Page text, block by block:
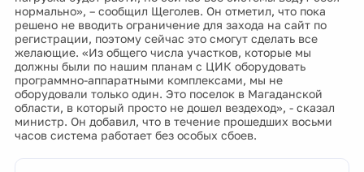
нормально», – сообщил Щеголев. Он отметил, что пока
решено не вводить ограничение для захода на сайт по
регистрации, поэтому сейчас это смогут сделать все
желающие. «Из общего числа участков, которые мы
должны были по нашим планам с ЦИК оборудовать
программно-аппаратными комплексами, мы не
оборудовали только один. Это поселок в Магаданской
области, в который просто не дошел вездеход», - сказал
министр. Он добавил, что в течение прошедших восьми
часов система работает без особых сбоев.